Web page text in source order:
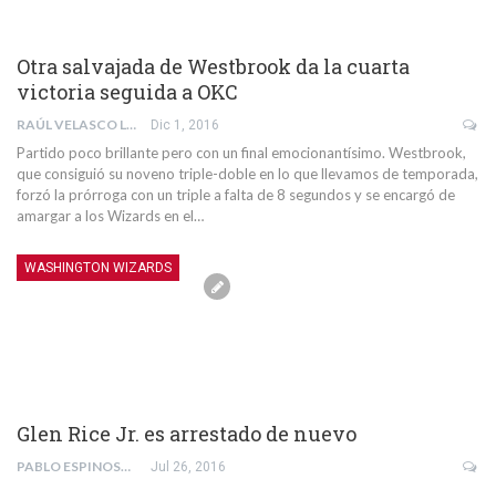
Otra salvajada de Westbrook da la cuarta
victoria seguida a OKC
RAÚL VELASCO LARA Dic 1, 2016
Partido poco brillante pero con un final emocionantísimo. Westbrook,
que consiguió su noveno triple-doble en lo que llevamos de temporada,
forzó la prórroga con un triple a falta de 8 segundos y se encargó de
amargar a los Wizards en el…
WASHINGTON WIZARDS
Glen Rice Jr. es arrestado de nuevo
PABLO ESPINOSA SAN MAURO Jul 26, 2016